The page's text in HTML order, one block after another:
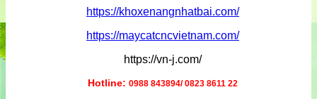
https://khoxenangnhatbai.com/
https://maycatcncvietnam.com/
https://vn-j.com/
Hotline: 0988 843894/ 0823 8611 22